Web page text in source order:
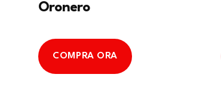
Oronero
COMPRA ORA